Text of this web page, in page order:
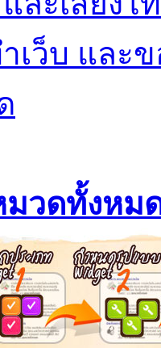
เว็บ และ
มวดทั้งหม